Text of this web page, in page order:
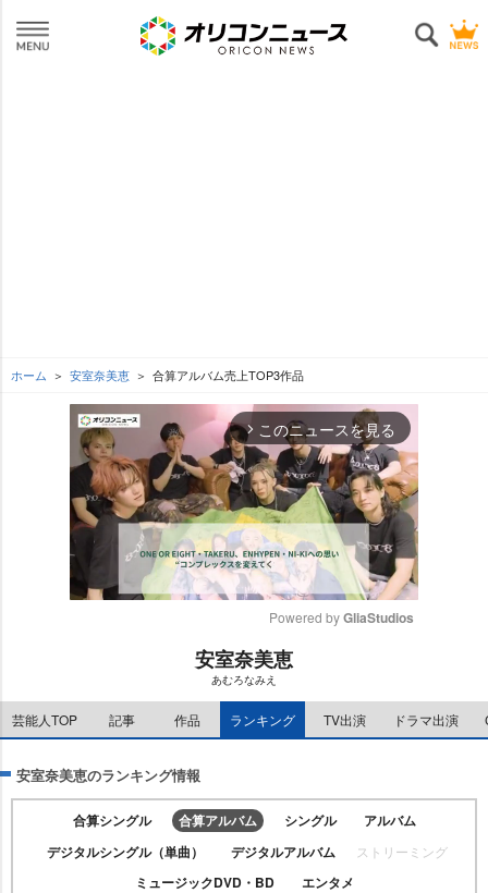
ホーム 安室奈美恵 合算アルバム売上TOP3作品
arrow_forward_ios このニュースを見る
t
e
Powered by GliaStudios
安室奈美恵
あむろなみえ
芸能人TOP 記事 作品 ランキング TV出演 ドラマ出演
安室奈美恵のランキング情報
合算シングル 合算アルバム シングル
アルバム
デジタルシングル（単曲）
デジタルアルバム ストリーミング
ミュージックDVD・BD エンタメ